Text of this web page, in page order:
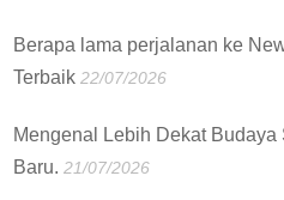
Berapa lama perjalanan ke
Terbaik 22/07/2026
Mengenal Lebih Dekat
Baru. 21/07/2026